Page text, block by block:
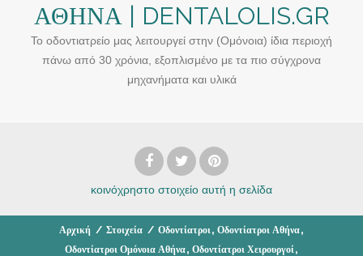
ΑΘΗΝΑ | DENTALOLIS.GR
Το οδοντιατρείο μας λειτουργεί στην (Ομόνοια) ίδια περιοχή
πάνω από 30 χρόνια, εξοπλισμένο με τα πιο σύγχρονα
μηχανήματα και υλικά
κοινόχρηστο στοιχείο αυτή η σελίδα
Αρχική / Στοιχεία / Οδοντίατροι , Οδοντίατροι Αθήνα,
Οδοντίατροι Ομόνοια Αθήνα, Οδοντίατροι Χειρουργοί ,